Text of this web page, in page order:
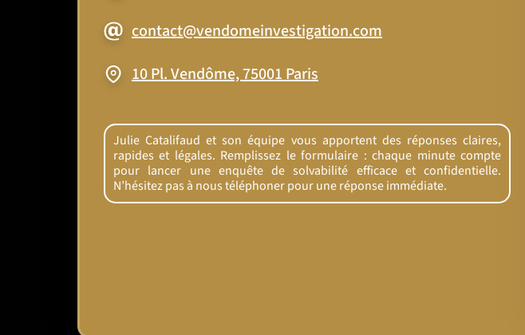
contact@vendomeinvestigation.com
10 Pl. Vendôme, 75001 Paris
Julie Catalifaud et son équipe vous apportent des réponses claires,
rapides et légales. Remplissez le formulaire : chaque minute compte
pour lancer une enquête de solvabilité efficace et confidentielle.
N’hésitez pas à nous téléphoner pour une réponse immédiate.